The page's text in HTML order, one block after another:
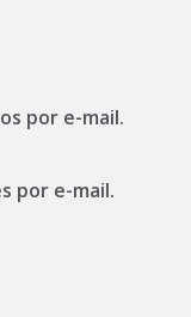
por e-mail.
por e-mail.